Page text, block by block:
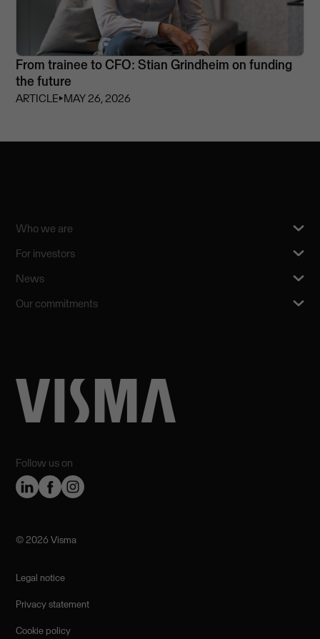
From trainee to CFO: Stian Grindheim on funding
the future
ARTICLE⏵MAY 26, 2026
Follow us on
Who we are
For investors
News
Our commitments
©️ 2026 Visma
Legal notice
Privacy statement
Cookie policy